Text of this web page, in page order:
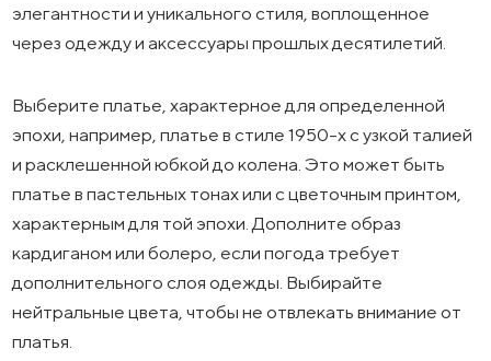
элегантности и уникального стиля, воплощенное
через одежду и аксессуары прошлых десятилетий.
Выберите платье, характерное для определенной
эпохи, например, платье в стиле 1950-х с узкой талией
и расклешенной юбкой до колена. Это может быть
платье в пастельных тонах или с цветочным принтом,
характерным для той эпохи. Дополните образ
кардиганом или болеро, если погода требует
дополнительного слоя одежды. Выбирайте
нейтральные цвета, чтобы не отвлекать внимание от
платья.